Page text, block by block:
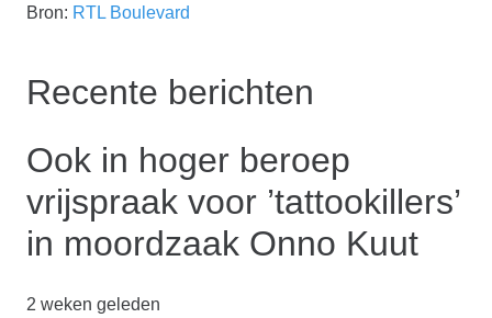
Bron: RTL Boulevard
Recente berichten
Ook in hoger beroep
vrijspraak voor ’tattookillers’
in moordzaak Onno Kuut
2 weken geleden